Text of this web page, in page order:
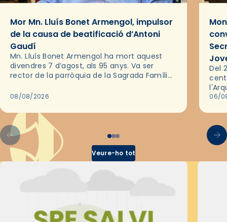
Mor Mn. Lluís Bonet Armengol, impulsor
de la causa de beatificació d’Antoni
Gaudí
Mn. Lluís Bonet Armengol ha mort aquest
divendres 7 d’agost, als 95 anys. Va ser
rector de la parròquia de la Sagrada Família
2018,…
08/08/2026
Del
les
06/
Veure-ho tot